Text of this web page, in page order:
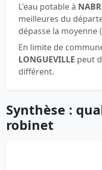
L'eau potable à
meilleures du
dépasse la moyenne
En limite de
LONGUEVILLE peut
différent.
Synthèse :
robinet